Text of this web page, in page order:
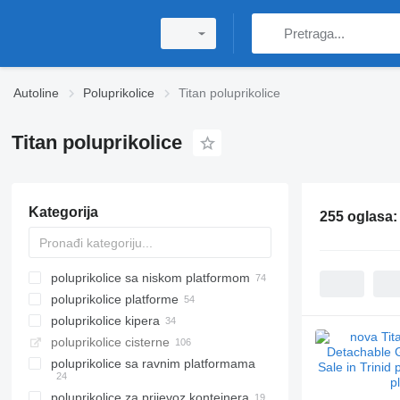
Autoline Poluprikolice Titan poluprikolice
Titan poluprikolice
Kategorija
poluprikolice sa niskom platformom
poluprikolice platforme
poluprikolice kipera
poluprikolice cisterne
poluprikolice sa ravnim platformama
255 oglasa: